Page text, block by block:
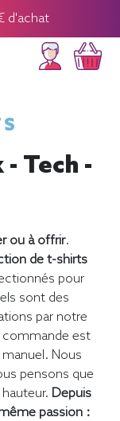
d'achat
Tech -
ou à offrir.
de t-shirts
pour
sont des
par notre
commande est
Nous
pensons que
Depuis
passion :